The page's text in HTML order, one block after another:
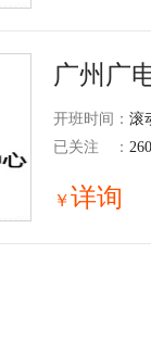
广州广
开班时间： 滚
已关注
：
￥详询